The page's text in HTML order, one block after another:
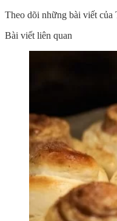
Theo dõi những bài viết của
Bài viết liên quan